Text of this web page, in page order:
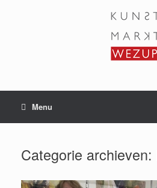
Menu
Categorie archieven: